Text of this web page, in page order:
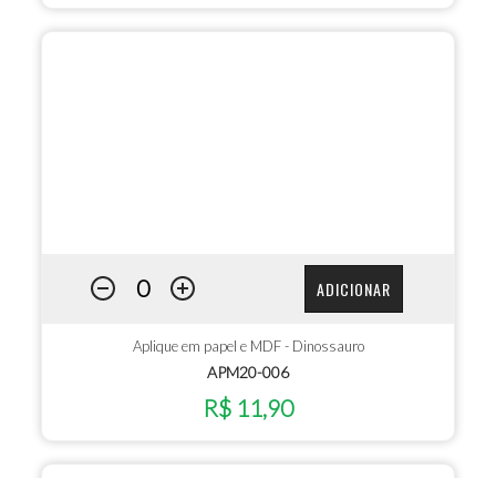
ADICIONAR
Aplique em papel e MDF - Dinossauro
APM20-006
R$ 11,90